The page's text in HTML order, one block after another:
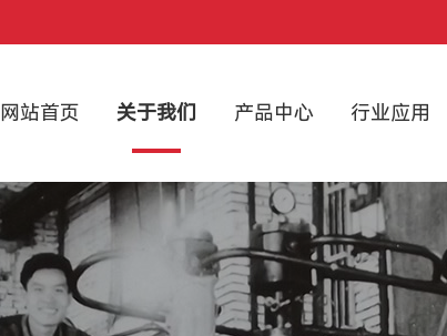
网站首页
关于我们 产品中心 行业应用